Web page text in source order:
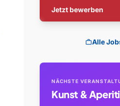
Jetzt bewerben
workAlle
NÄCHSTE
Kunst &